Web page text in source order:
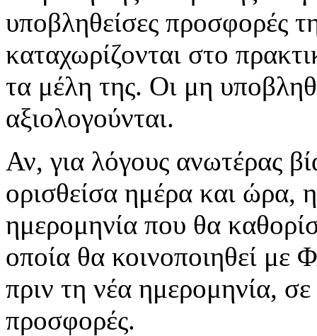
υποβληθείσες προσφορές
καταχωρίζονται στο
τα μέλη της. Οι μη
αξιολογούνται.
Αν, για λόγους ανωτέρας
ορισθείσα ημέρα και ώρα,
ημερομηνία που θα
οποία θα κοινοποιηθεί με
πριν τη νέα ημερομηνία,
προσφορές.